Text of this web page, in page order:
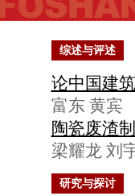
综述与评述
论中国建
富东 黄宾
陶瓷废渣
梁耀龙 刘
研究与探讨